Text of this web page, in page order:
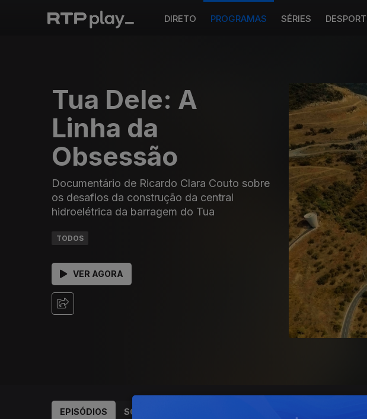
DIRETO PROGRAMAS SÉRIES
Tua Dele: A
Linha da
Obsessão
Documentário de Ricardo Clara Couto sobre
os desafios da construção da central
hidroelétrica da barragem do Tua
TODOS
VER AGORA
EPISÓDIOS SOBRE